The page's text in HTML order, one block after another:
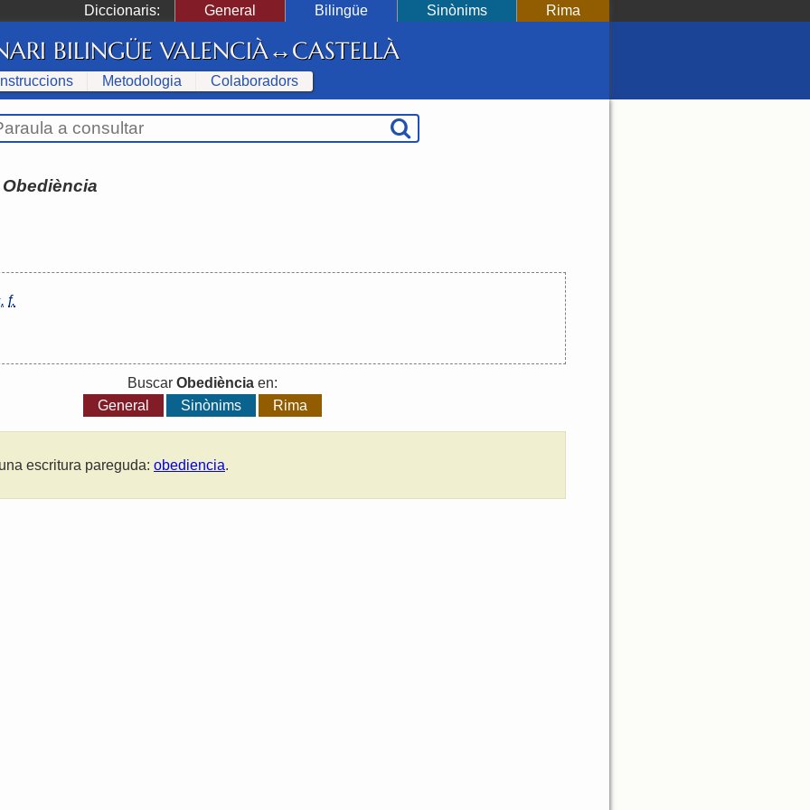
Diccionaris: General Bilingüe Sinònims Rima
BILINGÜE VALENCIÀ↔CASTELLÀ
Instruccions Metodologia Colaboradors
Obediència
f.
Buscar Obediència en:
General
Sinònims Rima
escritura pareguda: obediencia.